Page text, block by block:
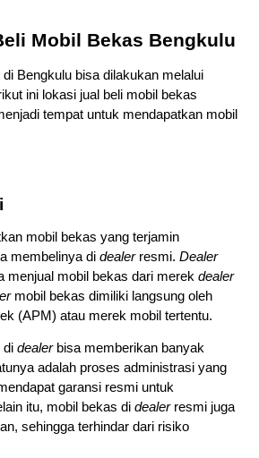
Mobil Bekas Bengkulu
Bengkulu bisa dilakukan melalui
ini lokasi jual beli mobil bekas
tempat untuk mendapatkan mobil
mobil bekas yang terjamin
membelinya di dealer resmi.
Dealer
menjual mobil bekas dari merek
dealer
mobil bekas dimiliki langsung oleh
(APM) atau merek mobil tertentu.
di dealer bisa memberikan banyak
adalah proses administrasi yang
garansi resmi untuk
itu, mobil bekas di dealer resmi juga
sehingga terhindar dari risiko